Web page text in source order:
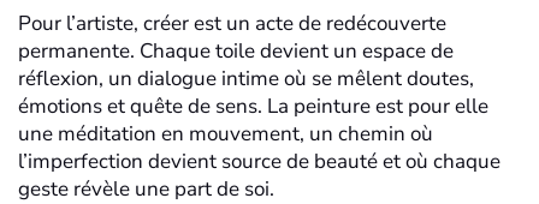
Pour l’artiste, créer est un acte de redécouverte
permanente. Chaque toile devient un espace de
réflexion, un dialogue intime où se mêlent doutes,
émotions et quête de sens. La peinture est pour elle
une méditation en mouvement, un chemin où
l’imperfection devient source de beauté et où chaque
geste révèle une part de soi.